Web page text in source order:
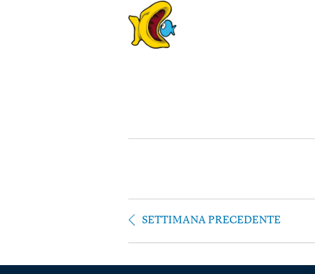
SETTIMANA PRECEDENTE